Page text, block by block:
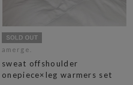
amerge.
sweat offshoulder
onepiece×leg warmers set